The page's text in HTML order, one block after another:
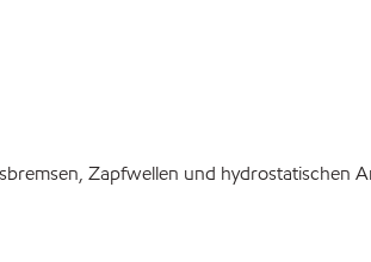
Zapfwellen und hydrostatischen